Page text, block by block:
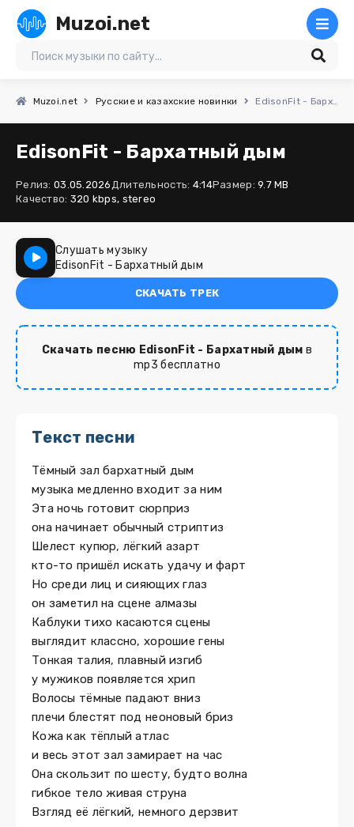
Muzoi.net
Muzoi.net Русские и казахские новинки EdisonFit - Бархатный дым
EdisonFit - Бархатный дым
Релиз: 03.05.2026Длительность: 4:14Размер: 9.7 MB
Качество: 320 kbps, stereo
Слушать музыку
EdisonFit - Бархатный дым
СКАЧАТЬ ТРЕК
Скачать песню EdisonFit - Бархатный дым в
mp3 бесплатно
Текст песни
Тёмный зал бархатный дым
музыка медленно входит за ним
Эта ночь готовит сюрприз
она начинает обычный стриптиз
Шелест купюр, лёгкий азарт
кто-то пришёл искать удачу и фарт
Но среди лиц и сияющих глаз
он заметил на сцене алмазы
Каблуки тихо касаются сцены
выглядит классно, хорошие гены
Тонкая талия, плавный изгиб
у мужиков появляется хрип
Волосы тёмные падают вниз
плечи блестят под неоновый бриз
Кожа как тёплый атлас
и весь этот зал замирает на час
Она скользит по шесту, будто волна
гибкое тело живая струна
Взгляд её лёгкий, немного дерзвит